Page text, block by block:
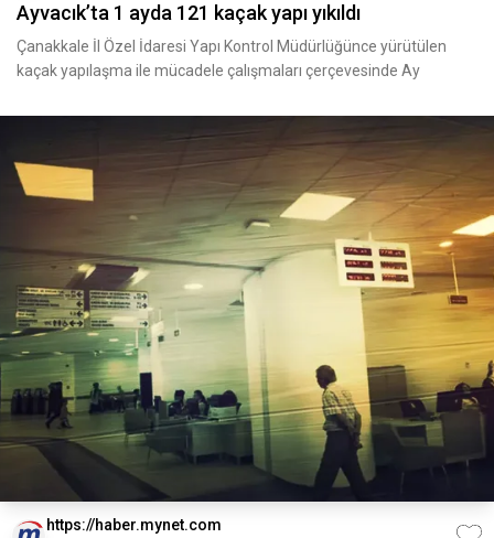
Ayvacık’ta 1 ayda 121 kaçak yapı yıkıldı
Çanakkale İl Özel İdaresi Yapı Kontrol Müdürlüğünce yürütülen
kaçak yapılaşma ile mücadele çalışmaları çerçevesinde Ay
https://haber.mynet.com